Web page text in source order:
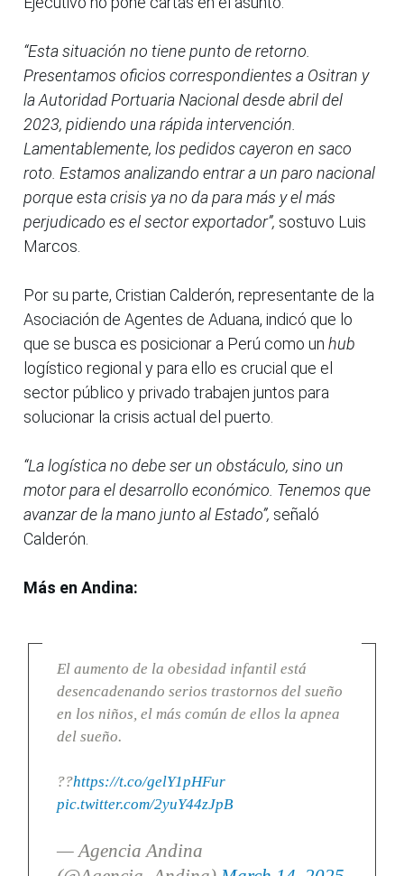
“Esta situación no tiene punto de retorno.
Presentamos oficios correspondientes a Ositran y
la Autoridad Portuaria Nacional desde abril del
2023, pidiendo una rápida intervención.
Lamentablemente, los pedidos cayeron en saco
roto. Estamos analizando entrar a un paro nacional
porque esta crisis ya no da para más y el más
perjudicado es el sector exportador”, sostuvo Luis
Marcos.
Por su parte, Cristian Calderón, representante de la
Asociación de Agentes de Aduana, indicó que lo
que se busca es posicionar a Perú como un hub
logístico regional y para ello es crucial que el
sector público y privado trabajen juntos para
solucionar la crisis actual del puerto.
“La logística no debe ser un obstáculo, sino un
motor para el desarrollo económico. Tenemos que
avanzar de la mano junto al Estado”, señaló
Calderón.
Más en Andina:
El aumento de la obesidad infantil está
desencadenando serios trastornos del sueño
en los niños, el más común de ellos la apnea
del sueño.
??https://t.co/gelY1pHFur
pic.twitter.com/2yuY44zJpB
— Agencia Andina